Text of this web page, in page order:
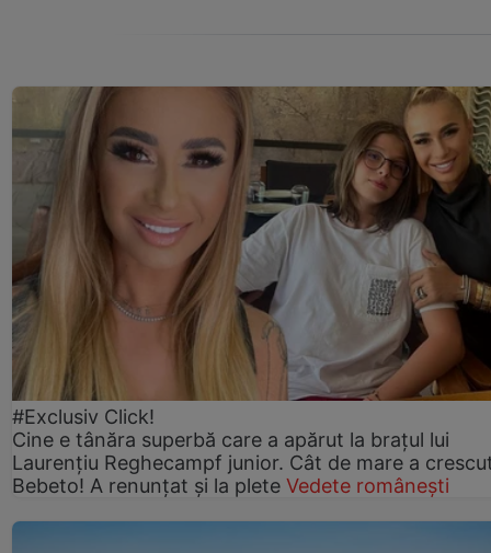
#Exclusiv Click!
Cine e tânăra superbă care a apărut la brațul lui
Laurențiu Reghecampf junior. Cât de mare a
Bebeto! A renunțat și la plete Vedete românești